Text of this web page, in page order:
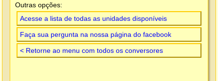
Outras opções:
Acesse a lista de todas as unidades disponíveis
Faça sua pergunta na nossa página do facebook
< Retorne ao menu com todos os conversores